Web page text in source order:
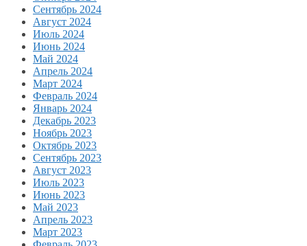
Сентябрь 2024
Август 2024
Июль 2024
Июнь 2024
Май 2024
Апрель 2024
Март 2024
Февраль 2024
Январь 2024
Декабрь 2023
Ноябрь 2023
Октябрь 2023
Сентябрь 2023
Август 2023
Июль 2023
Июнь 2023
Май 2023
Апрель 2023
Март 2023